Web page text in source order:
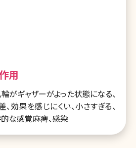
用
輪がギャザーがよった状態になる、
、効果を感じにくい、小さすぎる、
な感覚麻痺、感染